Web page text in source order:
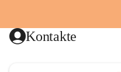
Kontakte